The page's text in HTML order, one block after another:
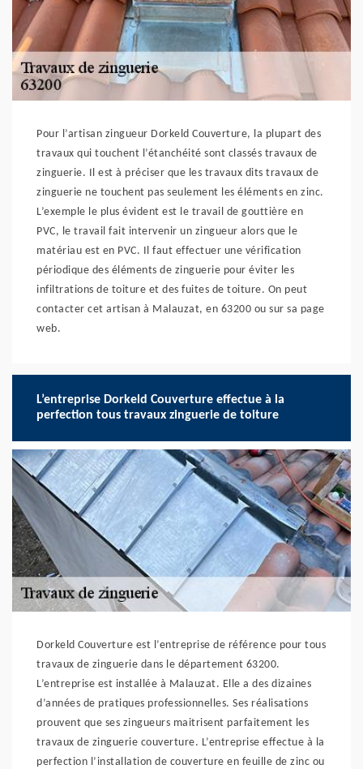
Pour l’artisan zingueur Dorkeld Couverture, la plupart des
travaux qui touchent l’étanchéité sont classés travaux de
zinguerie. Il est à préciser que les travaux dits travaux de
zinguerie ne touchent pas seulement les éléments en zinc.
L’exemple le plus évident est le travail de gouttière en
PVC, le travail fait intervenir un zingueur alors que le
matériau est en PVC. Il faut effectuer une vérification
périodique des éléments de zinguerie pour éviter les
infiltrations de toiture et des fuites de toiture. On peut
contacter cet artisan à Malauzat, en 63200 ou sur sa page
web.
L’entreprise Dorkeld Couverture effectue à la
perfection tous travaux zinguerie de toiture
Dorkeld Couverture est l’entreprise de référence pour tous
travaux de zinguerie dans le département 63200.
L’entreprise est installée à Malauzat. Elle a des dizaines
d’années de pratiques professionnelles. Ses réalisations
prouvent que ses zingueurs maitrisent parfaitement les
travaux de zinguerie couverture. L’entreprise effectue à la
perfection l’installation de couverture en feuille de zinc ou